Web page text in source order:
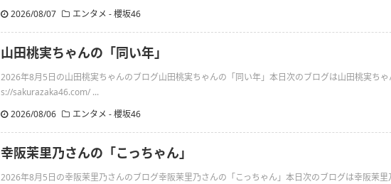
2026/08/07
エンタメ - 櫻坂46
山田桃実ちゃんの「同い年」
2026年8月5日の山田桃実ちゃんのブログ山田桃実ちゃんの「同い年」本日次のブログは山田桃実ち
s://sakurazaka46.com/ ...
2026/08/06
エンタメ - 櫻坂46
幸阪茉里乃さんの「こっちゃん」
2026年8月5日の幸阪茉里乃さんのブログ幸阪茉里乃さんの「こっちゃん」本日次のブログは幸阪茉里